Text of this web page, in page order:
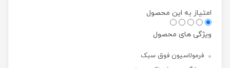
امتیاز به این محصول
ویژگی های محصول
فرمولاسیون فوق سبک